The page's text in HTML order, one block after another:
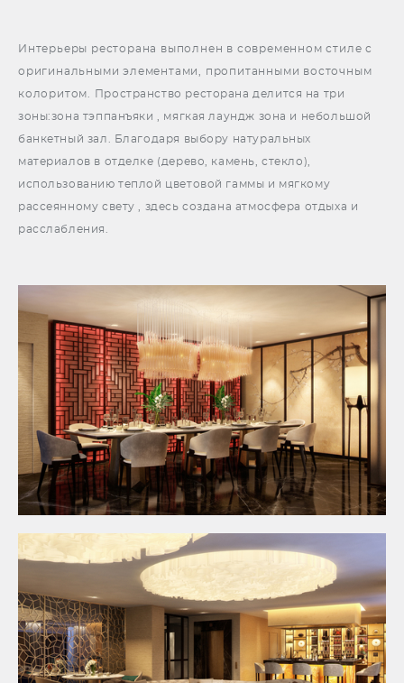
Интерьеры ресторана выполнен в современном стиле с
оригинальными элементами, пропитанными восточным
колоритом. Пространство ресторана делится на три
зоны:зона тэппанъяки , мягкая лаундж зона и небольшой
банкетный зал. Благодаря выбору натуральных
материалов в отделке (дерево, камень, стекло),
использованию теплой цветовой гаммы и мягкому
рассеянному свету , здесь создана атмосфера отдыха и
расслабления.